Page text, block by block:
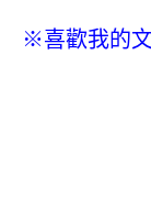
※喜歡我的